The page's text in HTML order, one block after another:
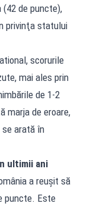
(42 de puncte),
privinţa statului
scorurile
mai ales prin
de 1-2
marja de eroare,
arată în
ultimii ani
a reușit să
puncte. Este